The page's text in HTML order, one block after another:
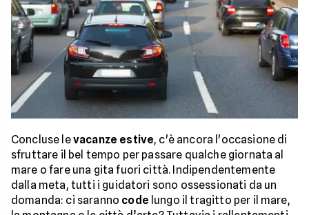
Concluse levacanze estive, c'è ancora l'occasione di
sfruttare il bel tempo per passare qualche giornata al
mare o fare una gita fuori città. Indipendentemente
dalla meta, tutti i guidatori sono ossessionati da un
domanda: ci saranno code lungo il tragitto per il mare,